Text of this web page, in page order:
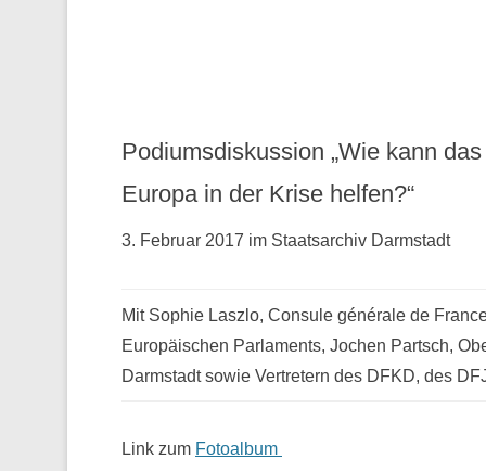
Podiumsdiskussion „Wie kann
Europa in der Krise helfen?“
3. Februar 2017 im Staatsarchiv Darmstadt
Mit Sophie Laszlo, Consule générale de
Europäischen Parlaments, Jochen Partsch,
Darmstadt sowie Vertretern des DFKD, des
Link zum Fotoalbum